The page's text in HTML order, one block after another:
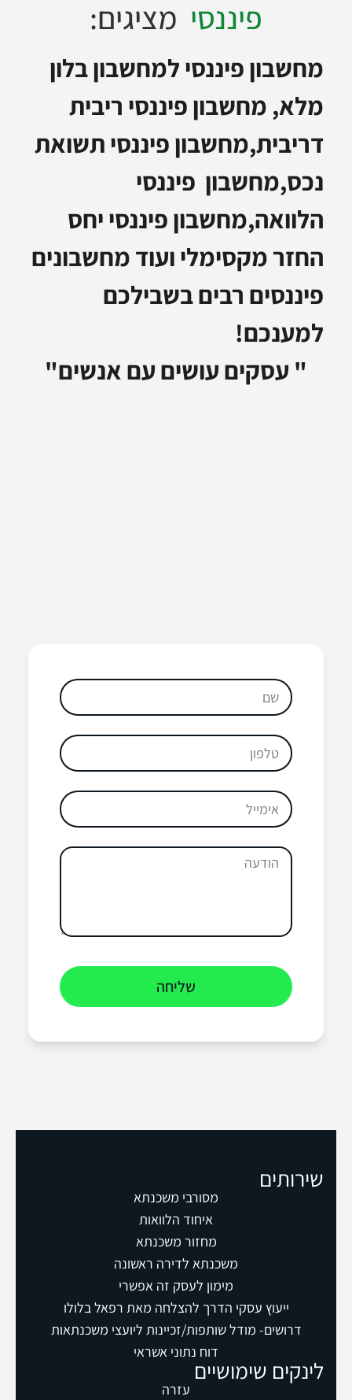
פיננסי מציגים:
מחשבון פיננסי למחשבון בלון
מלא, מחשבון פיננסי ריבית
דריבית,מחשבון פיננסי תשואת
נכס,מחשבון פיננסי
הלוואה,מחשבון פיננסי יחס
החזר מקסימלי ועוד מחשבונים
פיננסים רבים בשבילכם
למענכם!
" עסקים עושים עם אנשים"
שליחה
שירותים
מסורבי משכנתא
איחוד הלוואות
מחזור משכנתא
משכנתא לדירה ראשונה
מימון לעסק זה אפשרי
ייעוץ עסקי הדרך להצלחה מאת רפאל בלולו
דרושים- מודל שותפות/זכיינות ליועצי משכנתאות
דוח נתוני אשראי
לינקים שימושיים
עזרה